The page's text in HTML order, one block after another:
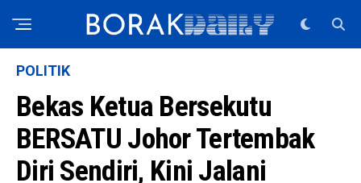
POLITIK
Bekas Ketua Bersekutu
BERSATU Johor Tertembak
Diri Sendiri, Kini Jalani